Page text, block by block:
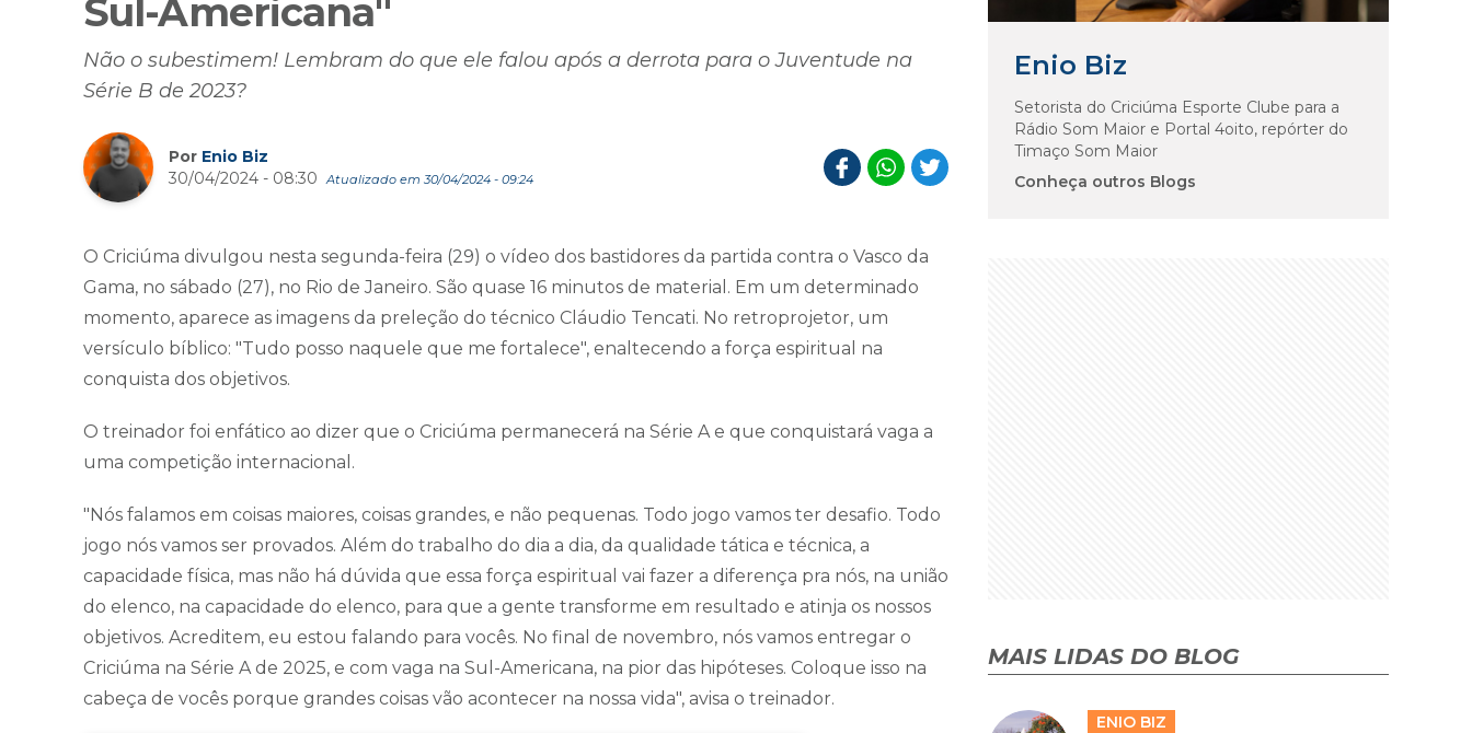
Sul-Americana"
Não o subestimem! Lembram do que ele falou após a derrota para o Juventude na
Série B de 2023?
Por Enio Biz
30/04/2024 - 08:30
Atualizado em 30/04/2024 - 09:24
O Criciúma divulgou nesta segunda-feira (29) o vídeo dos bastidores da partida contra o Vasco da
Gama, no sábado (27), no Rio de Janeiro. São quase 16 minutos de material. Em um determinado
momento, aparece as imagens da preleção do técnico Cláudio Tencati. No retroprojetor, um
versículo bíblico: "Tudo posso naquele que me fortalece", enaltecendo a força espiritual na
conquista dos objetivos.
O treinador foi enfático ao dizer que o Criciúma permanecerá na Série A e que conquistará vaga a
uma competição internacional.
"Nós falamos em coisas maiores, coisas grandes, e não pequenas. Todo jogo vamos ter desafio. Todo
jogo nós vamos ser provados. Além do trabalho do dia a dia, da qualidade tática e técnica, a
capacidade física, mas não há dúvida que essa força espiritual vai fazer a diferença pra nós, na união
do elenco, na capacidade do elenco, para que a gente transforme em resultado e atinja os nossos
objetivos. Acreditem, eu estou falando para vocês. No final de novembro, nós vamos entregar o
Criciúma na Série A de 2025, e com vaga na Sul-Americana, na pior das hipóteses. Coloque isso na
cabeça de vocês porque grandes coisas vão acontecer na nossa vida", avisa o treinador.
Enio Biz
Setorista do Criciúma Esporte Clube para a
Rádio Som Maior e Portal 4oito, repórter do
Timaço Som Maior
Conheça outros Blogs
MAIS LIDAS DO BLOG
ENIO BIZ